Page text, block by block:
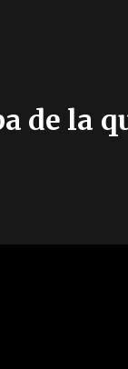
de la